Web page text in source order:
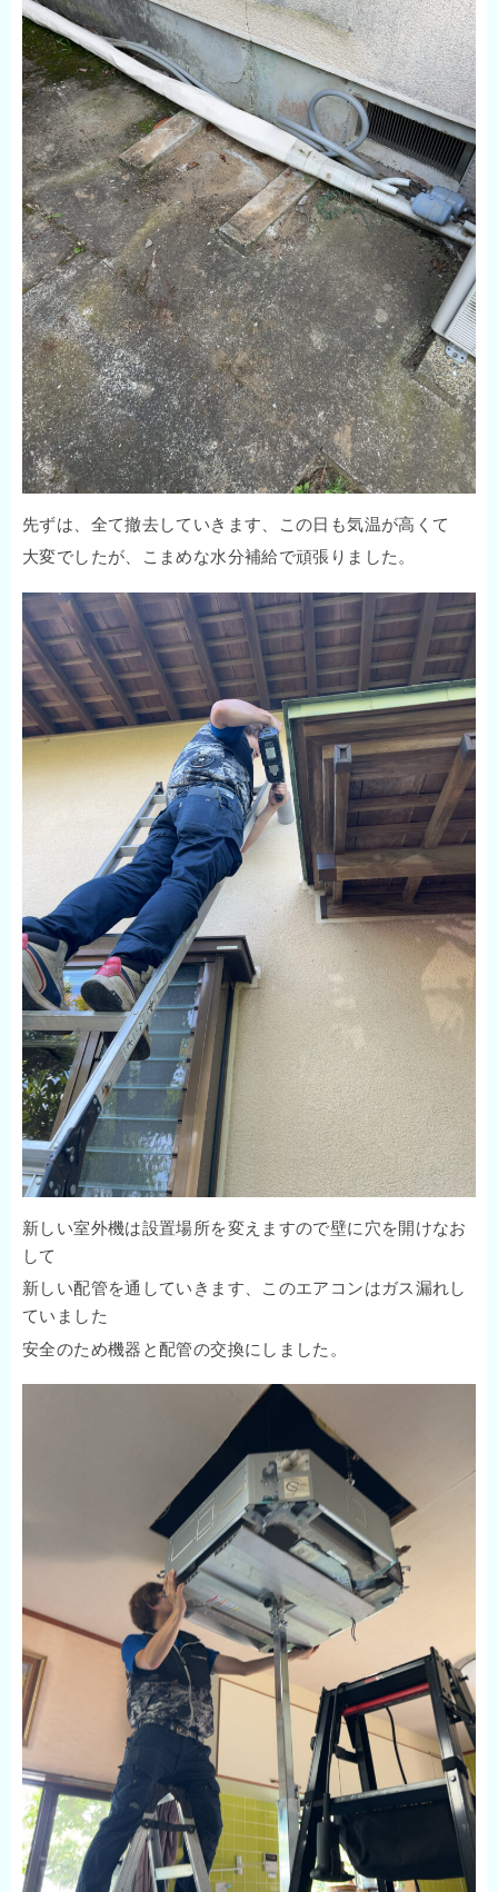
先ずは、全て撤去していきます、この日も気温が高くて
大変でしたが、こまめな水分補給で頑張りました。
新しい室外機は設置場所を変えますので壁に穴を開けなお
して
新しい配管を通していきます、このエアコンはガス漏れし
ていました
安全のため機器と配管の交換にしました。